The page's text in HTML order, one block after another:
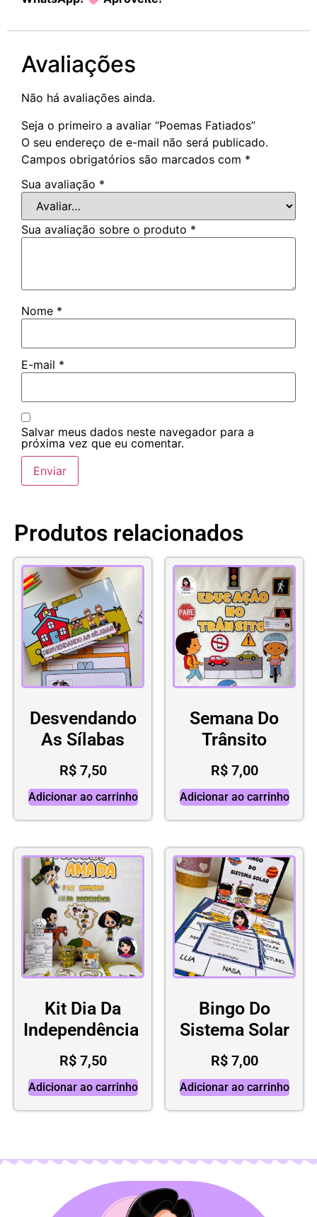
Avaliações
Não há avaliações ainda.
Seja o primeiro a avaliar “Poemas Fatiados”
O seu endereço de e-mail não será publicado.
Campos obrigatórios são marcados com *
Sua avaliação *
Sua avaliação sobre o produto *
Nome *
E-mail *
Salvar meus dados neste navegador para a
próxima vez que eu comentar.
Produtos relacionados
Desvendando
As Sílabas
R$7,50
Adicionar ao carrinho
Semana Do
Trânsito
R$7,00
Adicionar ao carrinho
Kit Dia Da
Independência
R$7,50
Adicionar ao carrinho
Bingo Do
Sistema Solar
R$7,00
Adicionar ao carrinho